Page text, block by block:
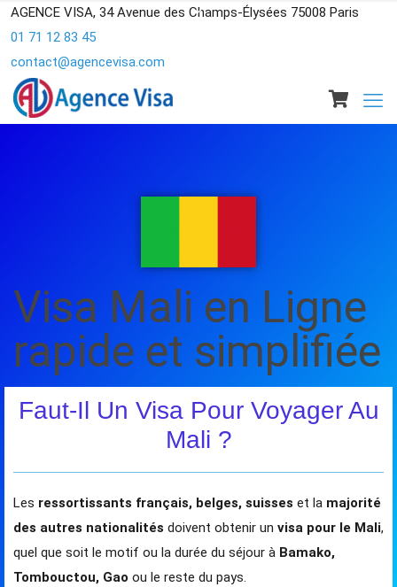
AGENCE VISA, 34 Avenue des Champs-Élysées 75008 Paris
01 71 12 83 45
contact@agencevisa.com
Visa Mali en Ligne
rapide et simplifiée
Faut-Il Un Visa Pour Voyager Au
Mali ?
Les ressortissants français, belges, suisses et la majorité
des autres nationalités doivent obtenir un visa pour le Mali,
quel que soit le motif ou la durée du séjour à Bamako,
Tombouctou, Gao ou le reste du pays.